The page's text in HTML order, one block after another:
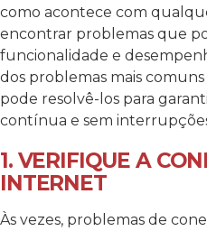
como acontece com
encontrar problemas que
funcionalidade e
dos problemas mais comuns
pode resolvê-los para
contínua e sem
1. VERIFIQUE A
INTERNET
Às vezes, problemas de